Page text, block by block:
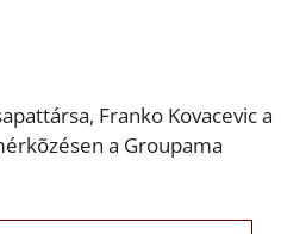
Franko Kovacevic a
a Groupama